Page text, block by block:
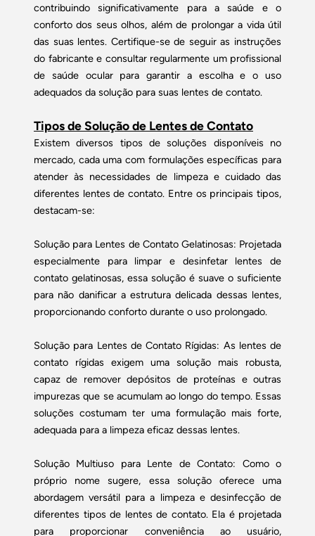
contribuindo significativamente para a saúde e o
conforto dos seus olhos, além de prolongar a vida útil
das suas lentes. Certifique-se de seguir as instruções
do fabricante e consultar regularmente um profissional
de saúde ocular para garantir a escolha e o uso
adequados da solução para suas lentes de contato.
Tipos de Solução de Lentes de Contato
Existem diversos tipos de soluções disponíveis no
mercado, cada uma com formulações específicas para
atender às necessidades de limpeza e cuidado das
diferentes lentes de contato. Entre os principais tipos,
destacam-se:
Solução para Lentes de Contato Gelatinosas: Projetada
especialmente para limpar e desinfetar lentes de
contato gelatinosas, essa solução é suave o suficiente
para não danificar a estrutura delicada dessas lentes,
proporcionando conforto durante o uso prolongado.
Solução para Lentes de Contato Rígidas: As lentes de
contato rígidas exigem uma solução mais robusta,
capaz de remover depósitos de proteínas e outras
impurezas que se acumulam ao longo do tempo. Essas
soluções costumam ter uma formulação mais forte,
adequada para a limpeza eficaz dessas lentes.
Solução Multiuso para Lente de Contato: Como o
próprio nome sugere, essa solução oferece uma
abordagem versátil para a limpeza e desinfecção de
diferentes tipos de lentes de contato. Ela é projetada
para proporcionar conveniência ao usuário,